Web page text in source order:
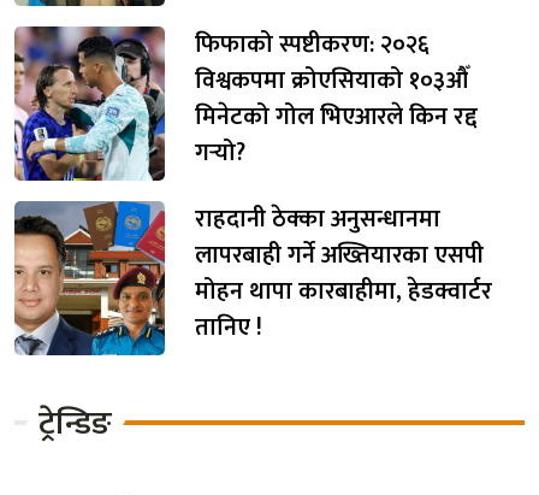
फिफाको स्पष्टीकरण: २०२६
विश्वकपमा क्रोएसियाको १०३औँ
मिनेटको गोल भिएआरले किन रद्द
गर्‍यो?
राहदानी ठेक्का अनुसन्धानमा
लापरबाही गर्ने अख्तियारका एसपी
मोहन थापा कारबाहीमा, हेडक्वार्टर
तानिए !
ट्रेन्डिङ